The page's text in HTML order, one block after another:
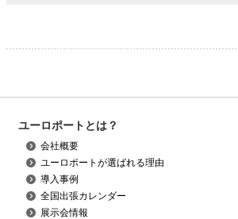
ユーロポートとは？
会社概要
ユーロポートが選ばれる理由
導入事例
全国出張カレンダー
展示会情報